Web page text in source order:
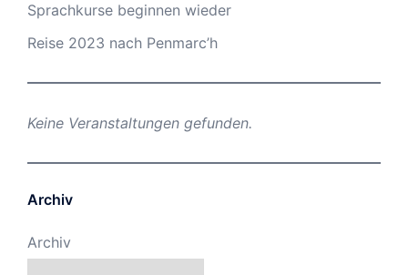
Sprachkurse beginnen wieder
Reise 2023 nach Penmarc’h
Keine Veranstaltungen gefunden.
Archiv
Archiv